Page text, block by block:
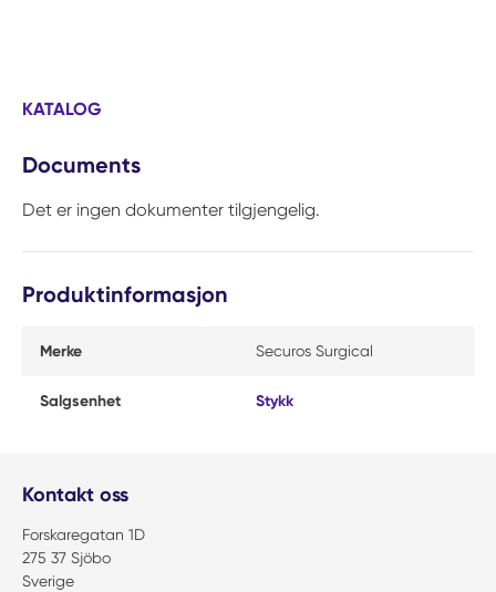
KATALOG
Documents
Det er ingen dokumenter tilgjengelig.
Produktinformasjon
Merke Securos Surgical
Salgsenhet Stykk
Kontakt oss
Forskaregatan 1D
275 37 Sjöbo
Sverige